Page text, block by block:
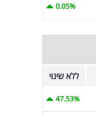
0.05%
ללא שינוי
47.53%